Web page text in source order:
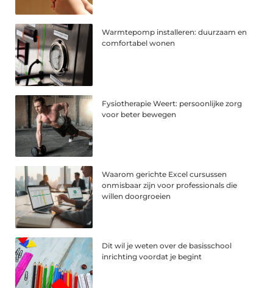
Warmtepomp installeren: duurzaam en
comfortabel wonen
Fysiotherapie Weert: persoonlijke zorg
voor beter bewegen
Waarom gerichte Excel cursussen
onmisbaar zijn voor professionals die
willen doorgroeien
Dit wil je weten over de basisschool
inrichting voordat je begint